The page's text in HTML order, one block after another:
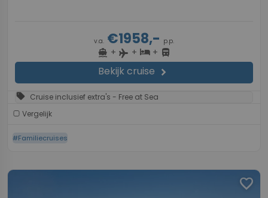
v.a. €1958,- p.p.
directions_boat + flight + hotel+ directions_bus
Bekijk cruise chevron_right
sell Cruise inclusief extra's - Free at Sea
Vergelijk
#Familiecruises
favorite